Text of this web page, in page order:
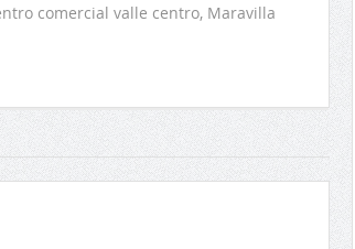
comercial valle centro, Maravilla